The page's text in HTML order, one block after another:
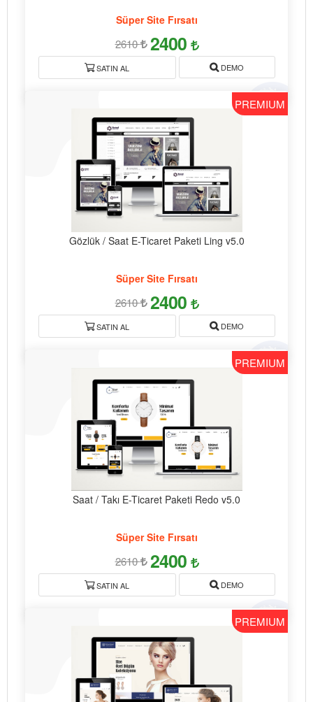
Süper Site Fırsatı
2610 2400
SATIN AL DEMO
PREMIUM
Gözlük / Saat E-Ticaret Paketi Ling v5.0
Süper Site Fırsatı
2610 2400
SATIN AL DEMO
PREMIUM
Saat / Takı E-Ticaret Paketi Redo v5.0
Süper Site Fırsatı
2610 2400
SATIN AL DEMO
PREMIUM